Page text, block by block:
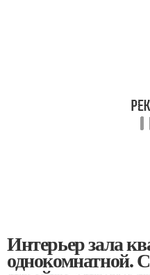
Интерьер зала
однокомнатной.